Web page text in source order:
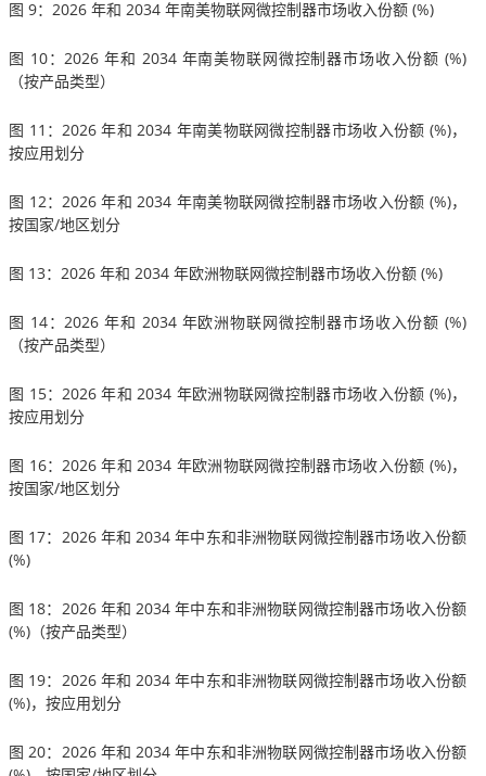
图 9：2026 年和 2034 年南美物联网微控制器市场收入份额 (%)
图 10：2026 年和 2034 年南美物联网微控制器市场收入份额 (%)
（按产品类型）
图 11：2026 年和 2034 年南美物联网微控制器市场收入份额 (%)，
按应用划分
图 12：2026 年和 2034 年南美物联网微控制器市场收入份额 (%)，
按国家/地区划分
图 13：2026 年和 2034 年欧洲物联网微控制器市场收入份额 (%)
图 14：2026 年和 2034 年欧洲物联网微控制器市场收入份额 (%)
（按产品类型）
图 15：2026 年和 2034 年欧洲物联网微控制器市场收入份额 (%)，
按应用划分
图 16：2026 年和 2034 年欧洲物联网微控制器市场收入份额 (%)，
按国家/地区划分
图 17：2026 年和 2034 年中东和非洲物联网微控制器市场收入份额
(%)
图 18：2026 年和 2034 年中东和非洲物联网微控制器市场收入份额
(%)（按产品类型）
图 19：2026 年和 2034 年中东和非洲物联网微控制器市场收入份额
(%)，按应用划分
图 20：2026 年和 2034 年中东和非洲物联网微控制器市场收入份额